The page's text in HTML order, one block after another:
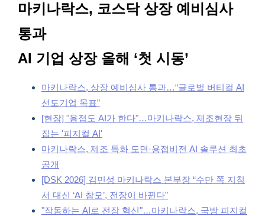
마키나락스, 코스닥 상장 예비심사
통과
AI 기업 상장 올해 ‘첫 시동’
마키나락스, 상장 예비심사 통과…“글로벌 버티컬 AI
선도기업 목표”
[현장] "용접도 AI가 한다"…마키나락스, 제조현장 뒤
집는 '피지컬 AI'
마키나락스, 제조 특화 도면·용접비전 AI 솔루션 최초
공개
[DSK 2026] 김민성 마키나락스 본부장 “수만 쪽 지침
서 대신 ‘AI 참모’, 전장이 바뀐다”
"작동하는 AI로 전장 혁신"…마키나락스, 국방 피지컬